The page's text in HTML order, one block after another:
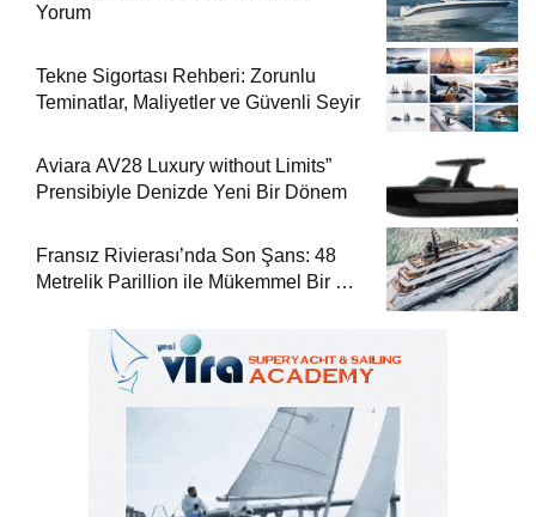
Yorum
Tekne Sigortası Rehberi: Zorunlu
Teminatlar, Maliyetler ve Güvenli Seyir
Aviara AV28 Luxury without Limits”
Prensibiyle Denizde Yeni Bir Dönem
Fransız Rivierası’nda Son Şans: 48
Metrelik Parillion ile Mükemmel Bir Yat